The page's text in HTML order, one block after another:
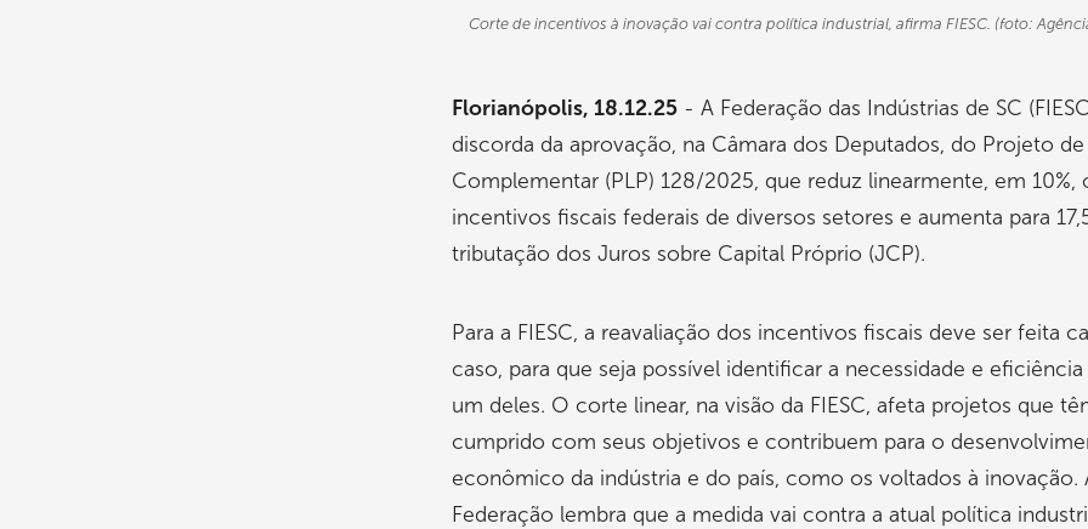
Corte de incentivos à inovação vai contra política industrial, afirma FIESC. (foto:
Florianópolis, 18.12.25 - A Federação das Indústrias de SC
discorda da aprovação, na Câmara dos Deputados, do Projeto de
Complementar (PLP) 128/2025, que reduz linearmente, em 10%,
incentivos fiscais federais de diversos setores e aumenta para
tributação dos Juros sobre Capital Próprio (JCP).
Para a FIESC, a reavaliação dos incentivos fiscais deve ser feita
caso, para que seja possível identificar a necessidade e eficiência
um deles. O corte linear, na visão da FIESC, afeta projetos que
cumprido com seus objetivos e contribuem para o
econômico da indústria e do país, como os voltados à inovação.
Federação lembra que a medida vai contra a atual política